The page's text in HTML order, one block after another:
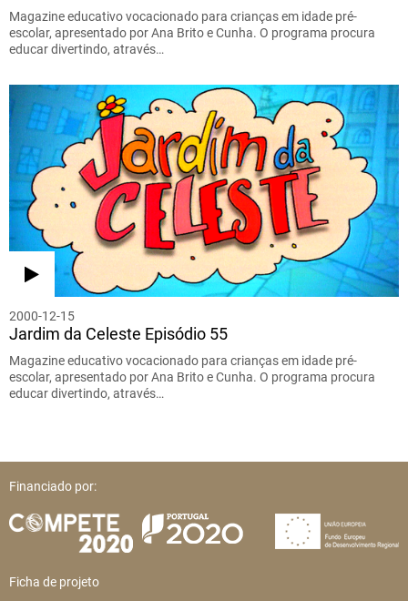
Magazine educativo vocacionado para crianças em idade pré-
escolar, apresentado por Ana Brito e Cunha. O programa procura
educar divertindo, através…
2000-12-15
Jardim da Celeste Episódio 55
Magazine educativo vocacionado para crianças em idade pré-
escolar, apresentado por Ana Brito e Cunha. O programa procura
educar divertindo, através…
Financiado por:
Ficha de projeto